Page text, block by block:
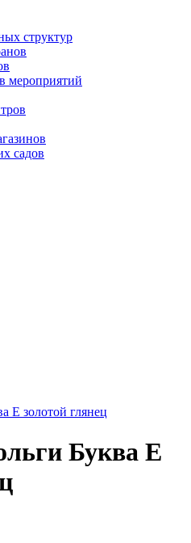
структур
мероприятий
садов
E золотой глянец
Буква E